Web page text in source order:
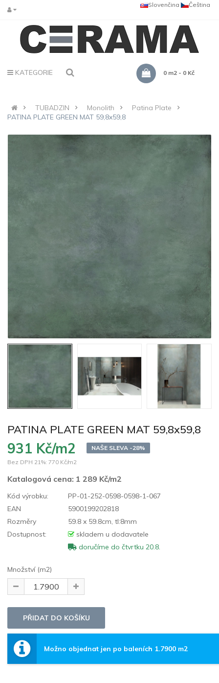
Čeština
Slovenčina
KATEGORIE 0 m2 - 0 Kč
TUBADZIN Monolith
Patina Plate
PATINA PLATE GREEN MAT 59,8x59,8
PATINA PLATE GREEN MAT 59,8x59,8
931 Kč/m2
NAŠE SLEVA -28%
Bez DPH 21%: 770 Kč/m2
Katalogová cena: 1 289 Kč/m2
Kód výrobku:
PP-01-252-0598-0598-1-067
EAN
5900199202818
Rozměry
59.8 x 59.8cm, tl:8mm
Dostupnost:
skladem u dodavatele
doručíme do čtvrtku 20.8.
Množství (m2)
Možno objednat jen po baleních 1.7900 m2